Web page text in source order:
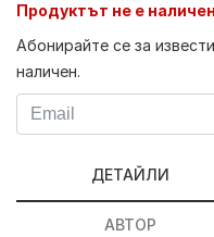
Продуктът не е наличен
Абонирайте се за
наличен.
ДЕТАЙЛИ
АВТОР